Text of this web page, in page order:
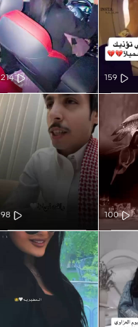
159
214
100
98